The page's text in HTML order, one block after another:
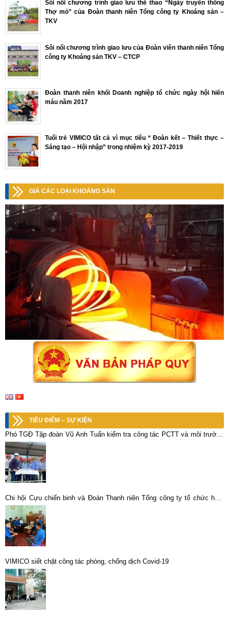
Sôi nổi chương trình giao lưu thể thao “Ngày truyền thống
Thợ mỏ” của Đoàn thanh niên Tổng công ty Khoáng sản –
TKV
Sôi nổi chương trình giao lưu của Đoàn viên thanh niên Tổng
công ty Khoáng sản TKV – CTCP
Đoàn thanh niên khối Doanh nghiệp tổ chức ngày hội hiến
máu năm 2017
Tuổi trẻ VIMICO tất cả vì mục tiêu “ Đoàn kết – Thiết thực –
Sáng tạo – Hội nhập” trong nhiệm kỳ 2017-2019
GIÁ CÁC LOẠI KHOÁNG SẢN
TIÊU ĐIỂM – SỰ KIỆN
Phó TGĐ Tập đoàn Vũ Anh Tuấn kiểm tra công tác PCTT và môi trường
các đơn vị sản xuất khoáng sản tại Lào Cai
Chi hội Cựu chiến binh và Đoàn Thanh niên Tổng công ty tổ chức hoạt
động tri ân các Anh hùng liệt sĩ
VIMICO siết chặt công tác phòng, chống dịch Covid-19